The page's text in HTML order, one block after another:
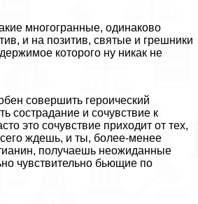
многогранные, одинаково
и на позитив, святые и грешники
которого ну никак не
совершить героический
сострадание и сочувствие к
это сочувствие приходит от тех,
ждешь, и ты, более-менее
получаешь неожиданные
чувствительно бьющие по